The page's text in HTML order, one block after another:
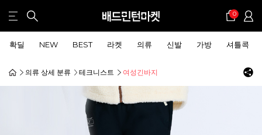
0
확딜 NEW BEST 라켓 의류 신발 가방 셔틀콕
의류 상세 분류 테크니스트 여성긴바지